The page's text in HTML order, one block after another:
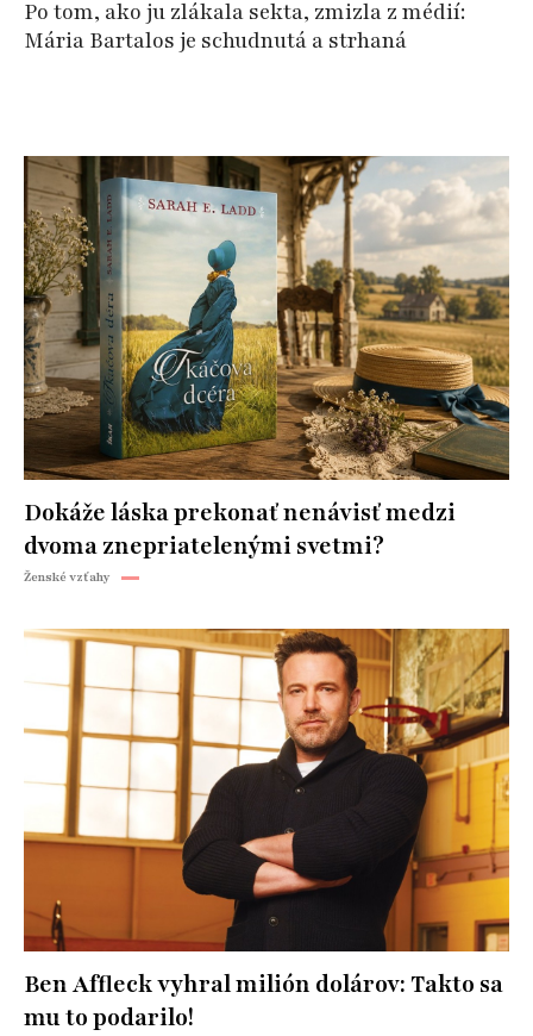
Po tom, ako ju zlákala sekta, zmizla z médií:
Mária Bartalos je schudnutá a strhaná
Dokáže láska prekonať nenávisť medzi
dvoma znepriatelenými svetmi?
Ženské vzťahy
Ben Affleck vyhral milión dolárov: Takto sa
mu to podarilo!